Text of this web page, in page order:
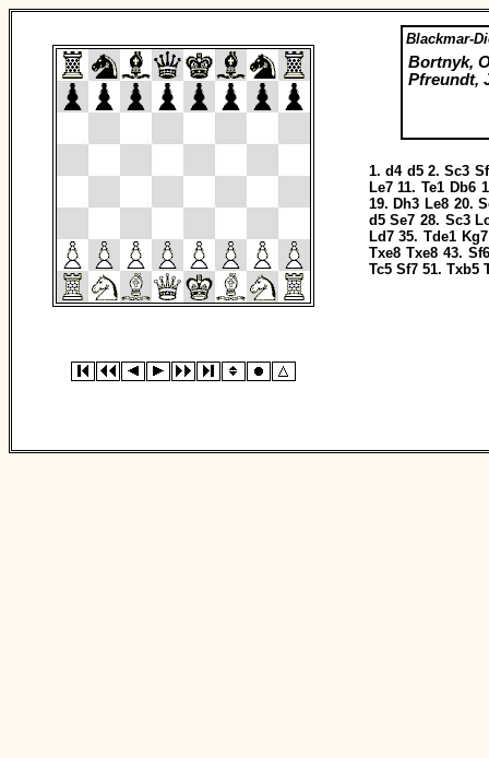
Blackmar-
Bortnyk,
Pfreundt,
1.d4 d52.Sc3
Le711.Te1 Db6
19.Dh3 Le8 20.
d5 Se7 28. Sc3
Ld735.Tde1 Kg7
Txe8 Txe843. Sf6
Tc5 Sf751. Txb5